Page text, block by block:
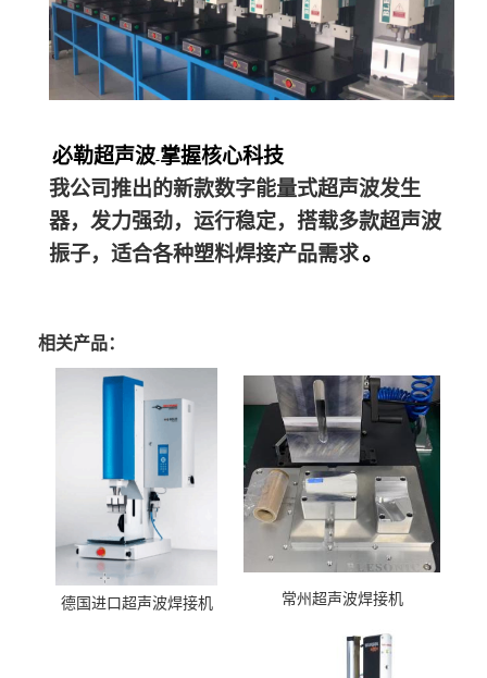
必勒超声波-掌握核心科技
我公司推出的新款数字能量式超声波发生
器，发力强劲，运行稳定，搭载多款超声波
振子，适合各种塑料焊接产品需求。
相关产品：
德国进口超声波焊接机 常州超声波焊接机